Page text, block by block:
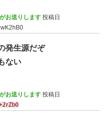
お送りします 投稿日
発生源だぞ
ない
お送りします 投稿日